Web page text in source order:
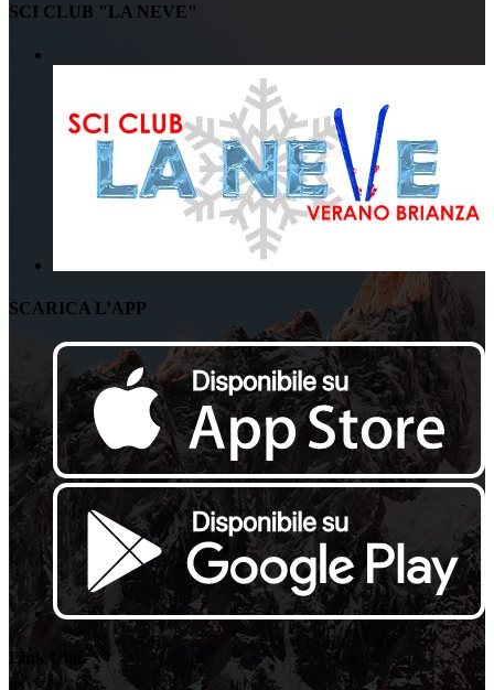
SCI CLUB "LA NEVE"
SCARICA L’APP
Link Utili